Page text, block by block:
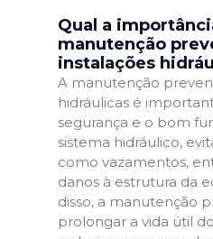
Qual a
manutenção
instalações
A manutenção
hidráulicas é
segurança e o bom
sistema hidráulico,
como vazamentos,
danos à estrutura da
disso, a manutenção
prolongar a vida útil